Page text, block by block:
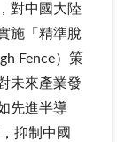
對中國大陸
施「精準脫
Fence）策
未來產業發
先進半導
抑制中國